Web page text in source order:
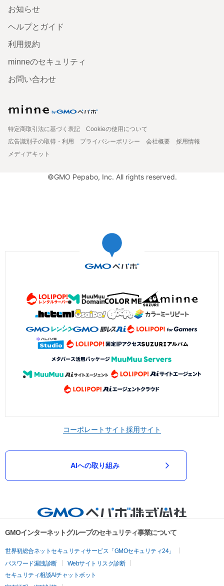
お知らせ
ヘルプとガイド
利用規約
minneのセキュリティ
お問い合わせ
特定商取引法に基づく表記
Cookieの使用について
広告識別子の取得・利用
プライバシーポリシー 会社概要
採用情報
メディアキット
©GMO Pepabo, Inc. All rights reserved.
コーポレートサイト採用サイト
AIへの取り組み
GMOインターネットグループのセキュリティ事業について
世界初総合ネットセキュリティサービス「GMOセキュリティ24」
パスワード漏洩診断
Webサイトリスク診断
セキュリティ相談AIチャットボット